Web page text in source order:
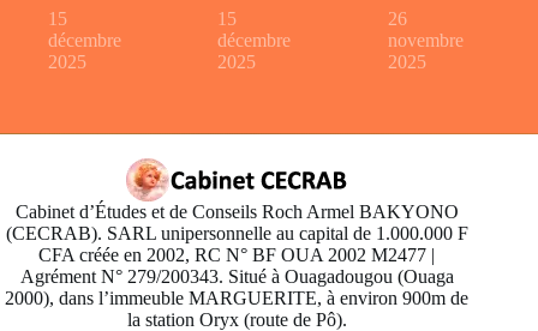
15
décembre
2025
15
décembre
2025
26
novembre
2025
Cabinet d’Études et de Conseils Roch Armel BAKYONO
(CECRAB). SARL unipersonnelle au capital de 1.000.000 F
CFA créée en 2002, RC N° BF OUA 2002 M2477 |
Agrément N° 279/200343. Situé à Ouagadougou (Ouaga
2000), dans l’immeuble MARGUERITE, à environ 900m de
la station Oryx (route de Pô).